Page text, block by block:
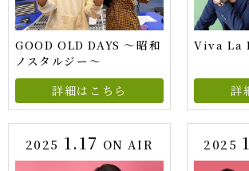
GOOD OLD DAYS ～昭和
ノスタルジー～
詳細はこちら
Viva La
詳
2025 1.17 ON AIR 2025